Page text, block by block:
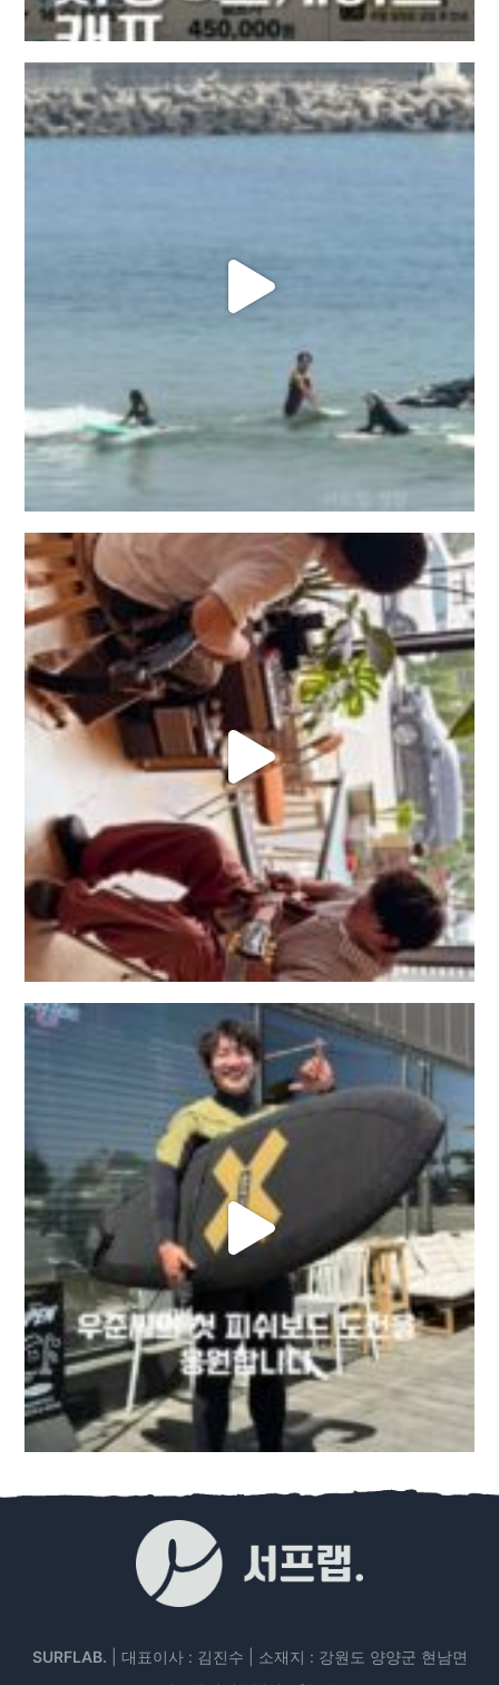
SURFLAB. | 대표이사 : 김진수 | 소재지 : 강원도 양양군 현남면